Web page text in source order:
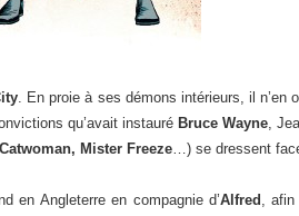
. En proie à ses démons intérieurs, il n’en
qu’avait instauré Bruce Wayne,
Mister Freeze…) se dressent
en Angleterre en compagnie d’Alfred , afin